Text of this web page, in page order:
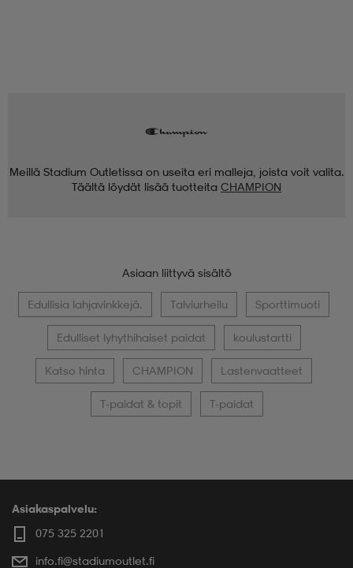
Meillä Stadium Outletissa on useita eri malleja, joista voit valita.
Täältä löydät lisää tuotteita CHAMPION
Asiaan liittyvä sisältö
Edullisia lahjavinkkejä. Talviurheilu Sporttimuoti
Edulliset lyhythihaiset paidat koulustartti
Katso hinta CHAMPION Lastenvaatteet
T-paidat & topit T-paidat
Asiakaspalvelu:
075 325 2201
info.fi@stadiumoutlet.fi